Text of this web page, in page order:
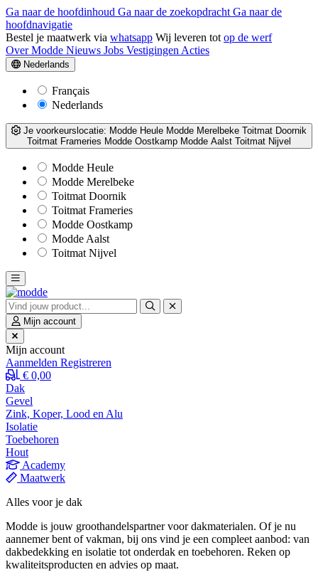
Ga naar de hoofdinhoud Ga naar de zoekopdracht Ga naar de
hoofdnavigatie
Bestel je maatwerk via whatsapp Wij leveren tot op de werf
Over Modde Nieuws Jobs Vestigingen Acties
Nederlands
Français
Nederlands
Je voorkeurslocatie: Modde Heule Modde Merelbeke Toitmat Doornik
Toitmat Frameries Modde Oostkamp Modde Aalst Toitmat Nijvel
Modde Heule
Modde Merelbeke
Toitmat Doornik
Toitmat Frameries
Modde Oostkamp
Modde Aalst
Toitmat Nijvel
Mijn account
Mijn account
Aanmelden Registreren
€ 0,00
Dak
Gevel
Zink, Koper, Lood en Alu
Isolatie
Toebehoren
Hout
Academy
Maatwerk
Alles voor je dak
Modde is jouw groothandelspartner voor dakmaterialen. Of je nu
aannemer bent of vakman, bij ons vind je een compleet aanbod: van
dakbedekking en isolatie tot onderdak en toebehoren. Reken op
kwaliteitsproducten en advies op maat.